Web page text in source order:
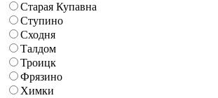
Старая Купавна
Ступино
Сходня
Талдом
Троицк
Фрязино
Химки